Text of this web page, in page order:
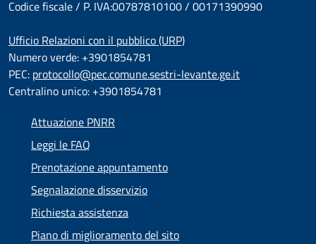
Codice fiscale / P. IVA:00787810100 / 00171390990
Ufficio Relazioni con il pubblico (URP)
Numero verde: +3901854781
PEC: protocollo@pec.comune.sestri-levante.ge.it
Centralino unico: +3901854781
Attuazione PNRR
Leggi le FAQ
Prenotazione appuntamento
Segnalazione disservizio
Richiesta assistenza
Piano di miglioramento del sito